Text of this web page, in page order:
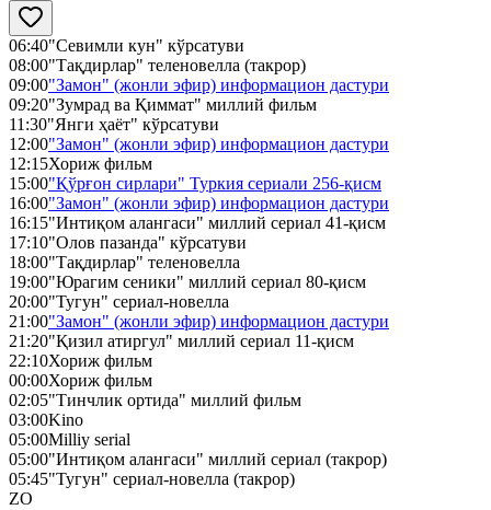
06:40"Севимли кун" кўрсатуви
08:00"Тақдирлар" теленовелла (такрор)
09:00"Замон" (жонли эфир) информацион дастури
09:20"Зумрад ва Қиммат" миллий фильм
11:30"Янги ҳаёт" кўрсатуви
12:00"Замон" (жонли эфир) информацион дастури
12:15Хориж фильм
15:00"Қўрғон сирлари" Туркия сериали 256-қисм
16:00"Замон" (жонли эфир) информацион дастури
16:15"Интиқом алангаси" миллий сериал 41-қисм
17:10"Олов пазанда" кўрсатуви
18:00"Тақдирлар" теленовелла
19:00"Юрагим сеники" миллий сериал 80-қисм
20:00"Тугун" сериал-новелла
21:00"Замон" (жонли эфир) информацион дастури
21:20"Қизил атиргул" миллий сериал 11-қисм
22:10Хориж фильм
00:00Хориж фильм
02:05"Тинчлик ортида" миллий фильм
03:00Kino
05:00Milliy serial
05:00"Интиқом алангаси" миллий сериал (такрор)
05:45"Тугун" сериал-новелла (такрор)
ZO